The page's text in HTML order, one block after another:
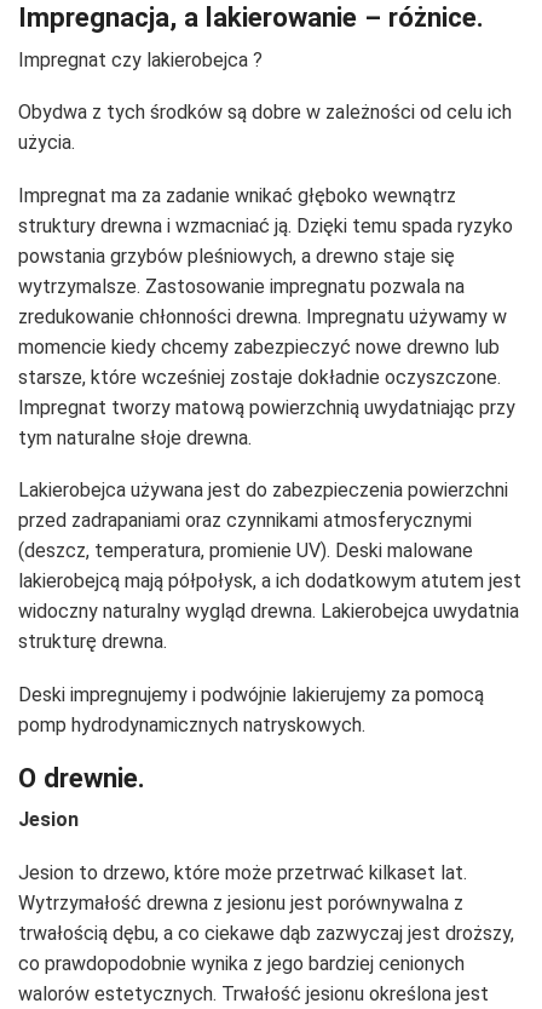
Impregnacja, a lakierowanie – różnice.
Impregnat czy lakierobejca ?
Obydwa z tych środków są dobre w zależności od celu ich
użycia.
Impregnat ma za zadanie wnikać głęboko wewnątrz
struktury drewna i wzmacniać ją. Dzięki temu spada ryzyko
powstania grzybów pleśniowych, a drewno staje się
wytrzymalsze. Zastosowanie impregnatu pozwala na
zredukowanie chłonności drewna. Impregnatu używamy w
momencie kiedy chcemy zabezpieczyć nowe drewno lub
starsze, które wcześniej zostaje dokładnie oczyszczone.
Impregnat tworzy matową powierzchnią uwydatniając przy
tym naturalne słoje drewna.
Lakierobejca używana jest do zabezpieczenia powierzchni
przed zadrapaniami oraz czynnikami atmosferycznymi
(deszcz, temperatura, promienie UV). Deski malowane
lakierobejcą mają półpołysk, a ich dodatkowym atutem jest
widoczny naturalny wygląd drewna. Lakierobejca uwydatnia
strukturę drewna.
Deski impregnujemy i podwójnie lakierujemy za pomocą
pomp hydrodynamicznych natryskowych.
O drewnie.
Jesion
Jesion to drzewo, które może przetrwać kilkaset lat.
Wytrzymałość drewna z jesionu jest porównywalna z
trwałością dębu, a co ciekawe dąb zazwyczaj jest droższy,
co prawdopodobnie wynika z jego bardziej cenionych
walorów estetycznych. Trwałość jesionu określona jest